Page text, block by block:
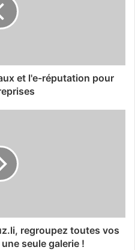
et l'e-réputation pour
regroupez toutes vos
seule galerie !